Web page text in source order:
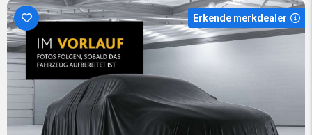
Erkende merkdealer